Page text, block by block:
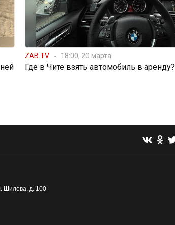
ZAB.TV 18:00, 20 марта
Где в Чите взять автомобиль в аренду?
Шилова, д. 100